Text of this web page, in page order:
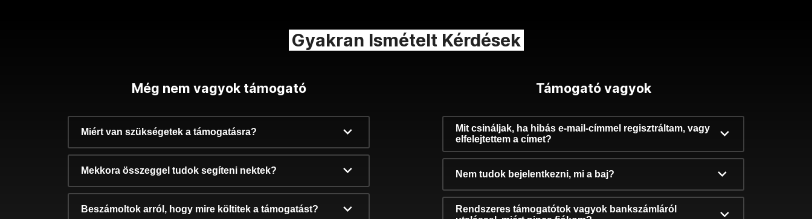
Gyakran Ismételt Kérdések
Még nem vagyok támogató
Miért van szükségetek a támogatásra?
Mekkora összeggel tudok segíteni nektek?
Beszámoltok arról, hogy mire költitek a támogatást?
Támogató vagyok
Mit csináljak, ha hibás e-mail-címmel regisztráltam, vagy
elfelejtettem a címet?
Nem tudok bejelentkezni, mi a baj?
Rendszeres támogatótok vagyok bankszámláról